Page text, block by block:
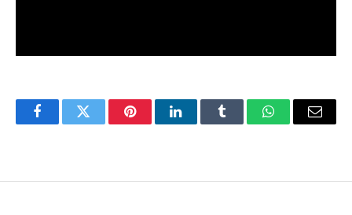
FacebookTwitter PinterestLinkedInTumblr WhatsAppEmail